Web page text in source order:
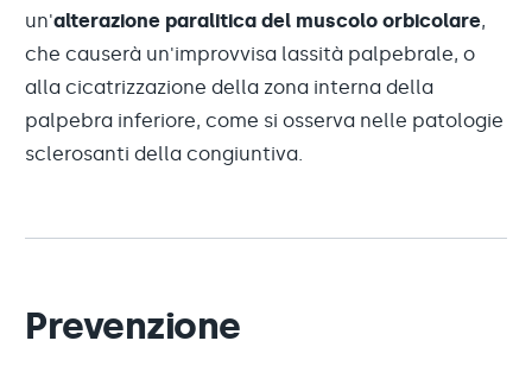
un'alterazione paralitica del muscolo orbicolare,
che causerà un'improvvisa lassità palpebrale, o
alla cicatrizzazione della zona interna della
palpebra inferiore, come si osserva nelle patologie
sclerosanti della congiuntiva.
Prevenzione